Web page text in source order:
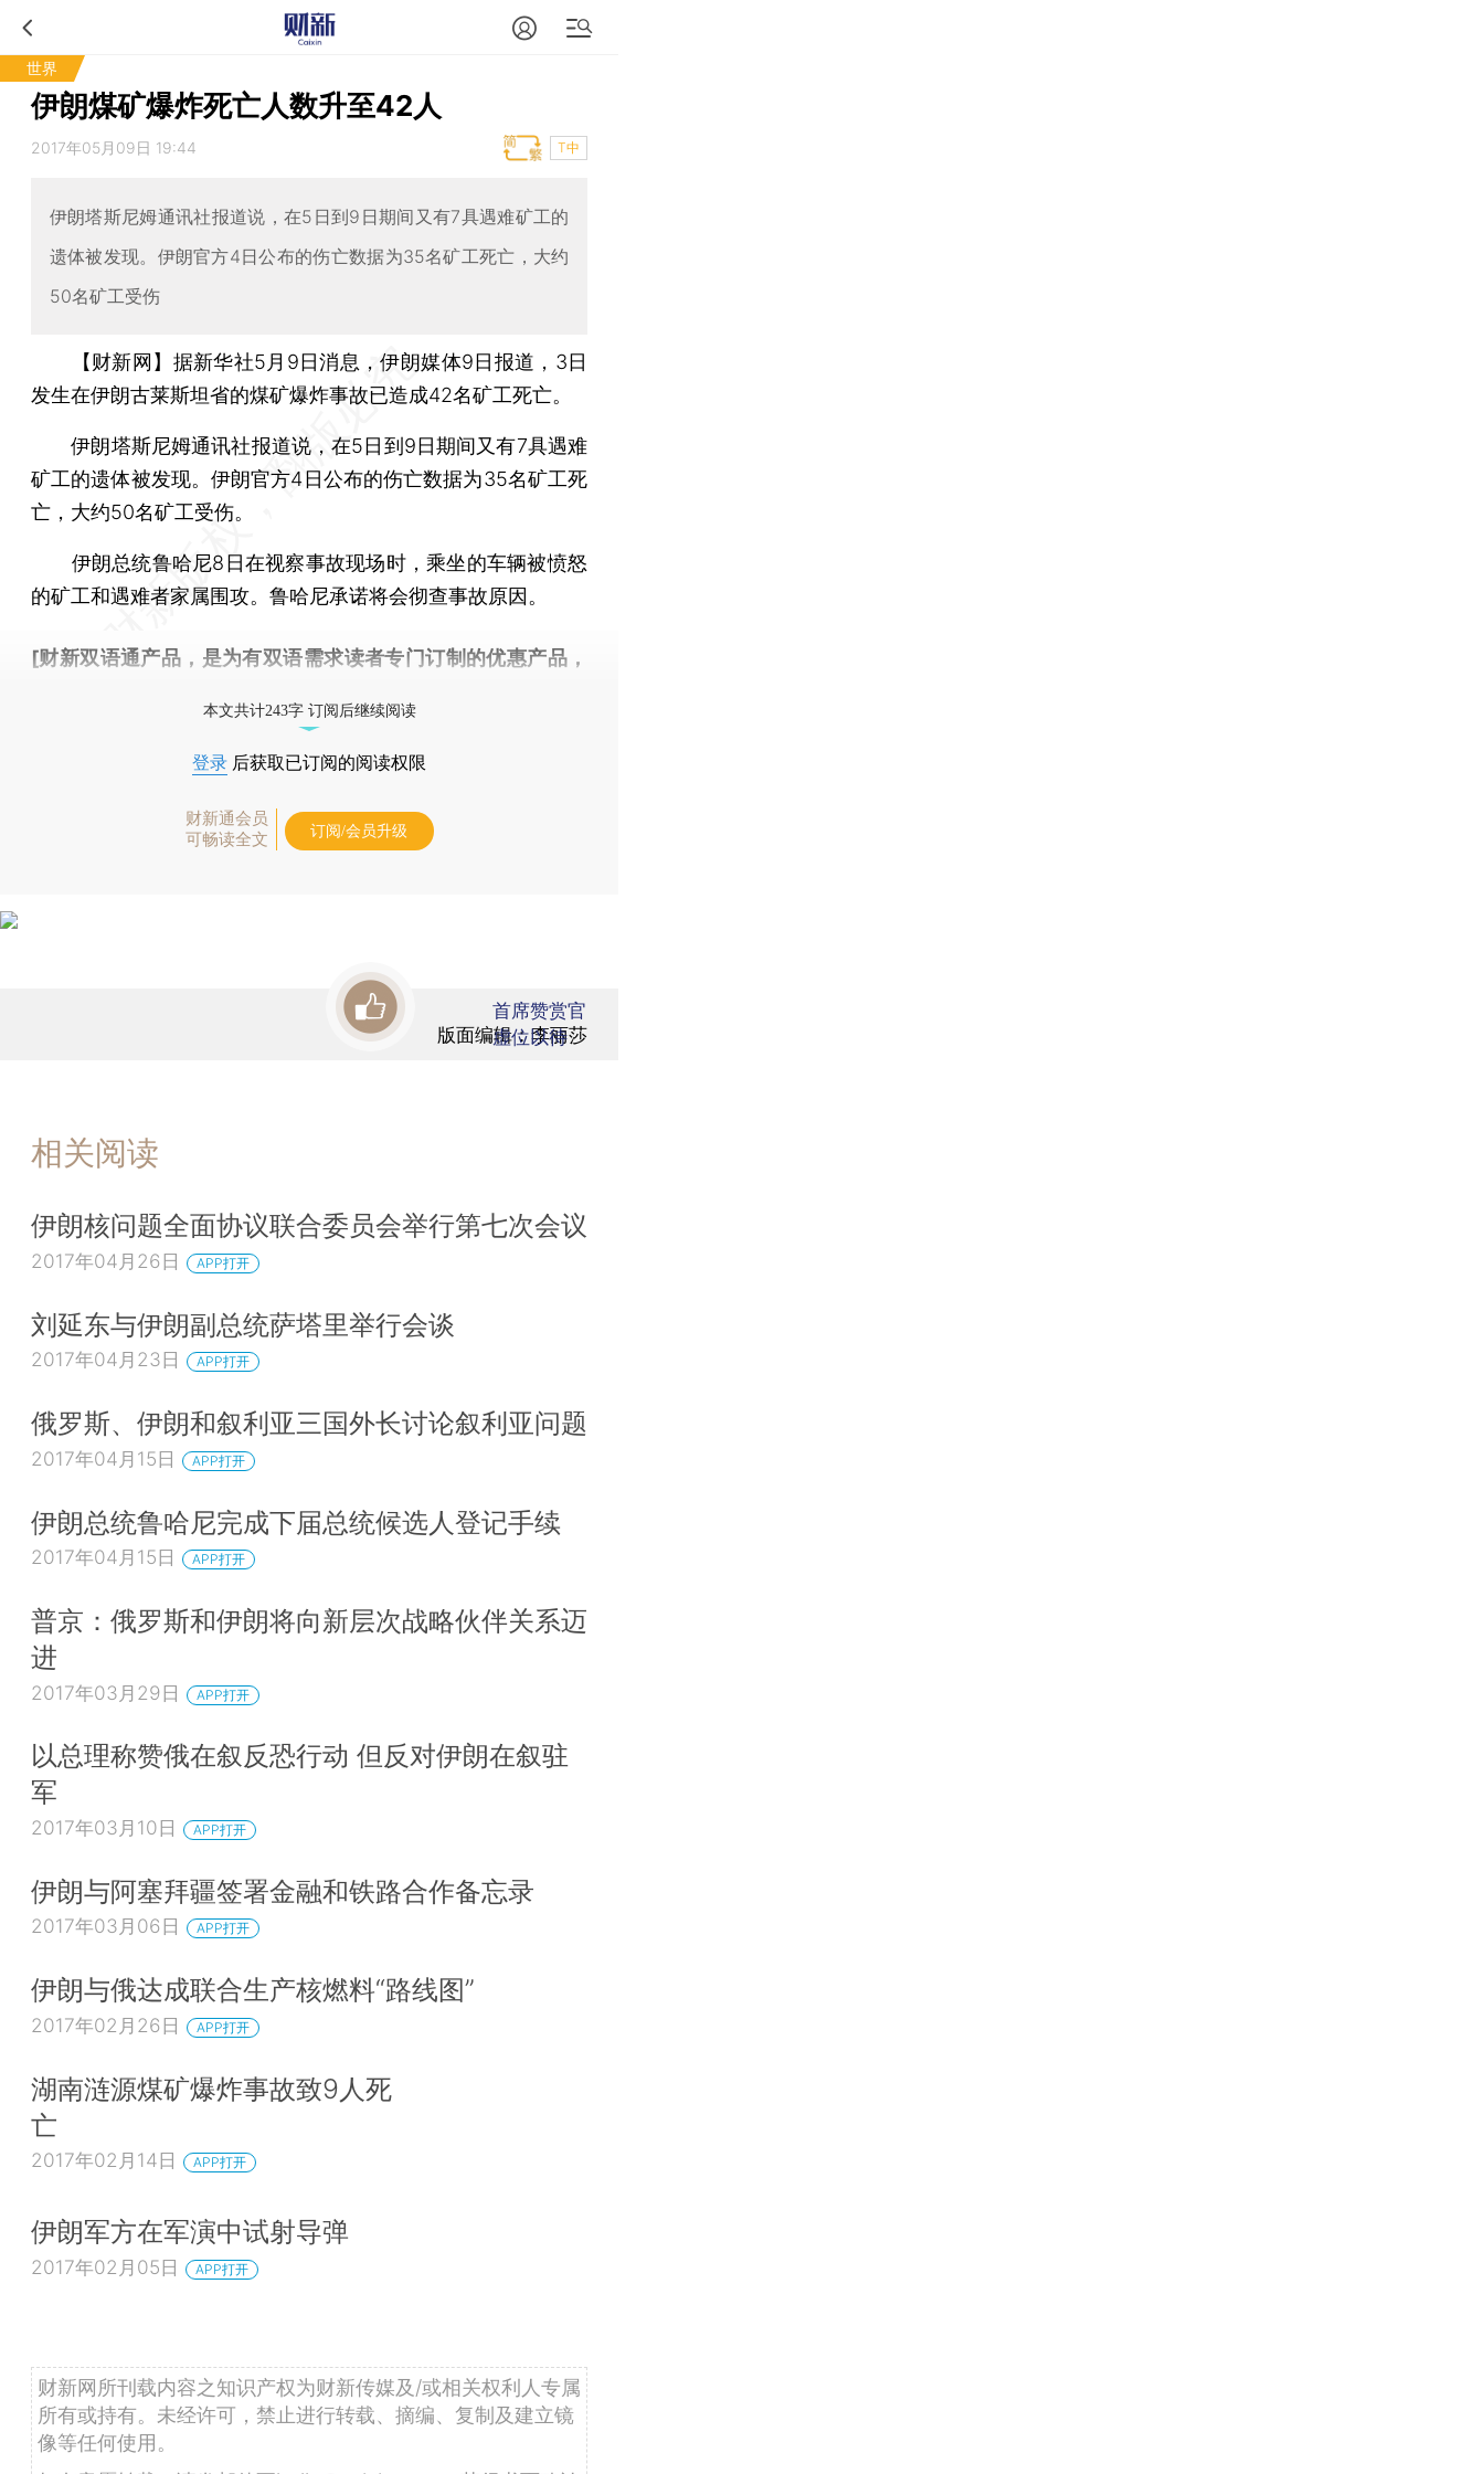
世界
伊朗煤矿爆炸死亡人数升至42人
2017年05月09日 19:44 T中
伊朗塔斯尼姆通讯社报道说，在5日到9日期间又有7具遇难矿工的
遗体被发现。伊朗官方4日公布的伤亡数据为35名矿工死亡，大约
50名矿工受伤
【财新网】 据新华社5月9日消息，伊朗媒体9日报道，3日
发生在伊朗古莱斯坦省的煤矿爆炸事故已造成42名矿工死亡。
伊朗塔斯尼姆通讯社报道说，在5日到9日期间又有7具遇难
矿工的遗体被发现。伊朗官方4日公布的伤亡数据为35名矿工死
亡，大约50名矿工受伤。
伊朗总统鲁哈尼8日在视察事故现场时，乘坐的车辆被愤怒
的矿工和遇难者家属围攻。鲁哈尼承诺将会彻查事故原因。
[财新双语通产品，是为有双语需求读者专门订制的优惠产品，
本文共计243字 订阅后继续阅读
登录 后获取已订阅的阅读权限
财新通会员
可畅读全文
订阅/会员升级
版面编辑：李丽莎
首席赞赏官
虚位以待
相关阅读
伊朗核问题全面协议联合委员会举行第七次会议
2017年04月26日 APP打开
刘延东与伊朗副总统萨塔里举行会谈
2017年04月23日 APP打开
俄罗斯、伊朗和叙利亚三国外长讨论叙利亚问题
2017年04月15日 APP打开
伊朗总统鲁哈尼完成下届总统候选人登记手续
2017年04月15日 APP打开
普京：俄罗斯和伊朗将向新层次战略伙伴关系迈
进
2017年03月29日 APP打开
以总理称赞俄在叙反恐行动 但反对伊朗在叙驻
军
2017年03月10日 APP打开
伊朗与阿塞拜疆签署金融和铁路合作备忘录
2017年03月06日 APP打开
伊朗与俄达成联合生产核燃料“路线图”
2017年02月26日 APP打开
湖南涟源煤矿爆炸事故致9人死
亡
2017年02月14日 APP打开
伊朗军方在军演中试射导弹
2017年02月05日 APP打开
财新网所刊载内容之知识产权为财新传媒及/或相关权利人专属
所有或持有。未经许可，禁止进行转载、摘编、复制及建立镜
像等任何使用。